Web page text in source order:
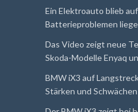
Ein Elektroauto blieb
Batterieproblemen
Das Video zeigt neue
Skoda-Modelle Enyaq
BMW iX3 auf
Stärken und Schwächen